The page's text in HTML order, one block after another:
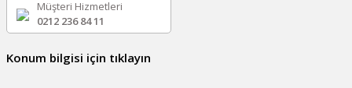
Müşteri Hizmetleri
0212 236 84 11
Konum bilgisi için tıklayın